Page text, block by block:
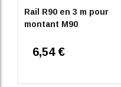
Rail R90 en 3 m pour
montant M90
6,54 €